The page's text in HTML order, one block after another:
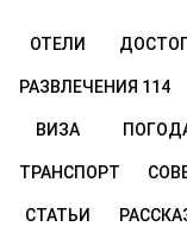
ОТЕЛИ
РАЗВЛЕЧЕНИЯ 114
ВИЗА
ТРАНСПОРТ
СТАТЬИ